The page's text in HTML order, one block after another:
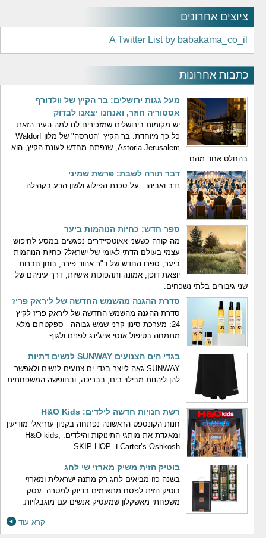
ציוצים אחרונים
A Twitter List by babakama_co_il
כתבות אחרונות
מעל גגות ירושלים: בר הקיץ של וולדורף
אסטוריה חוזר, ואנחנו יצאנו לבדוק
יש מקומות בירושלים שמזכירים לנו למה העיר הזאת
כל כך מיוחדת. בר הקיץ "הטרסה" של מלון Waldorf
Astoria Jerusalem, שנפתח מחדש לעונת הקיץ, הוא
בהחלט אחד מהם.
דבר תורה לשבת: פרשת שמיני
נדב ואביהו - על סכנת הפילוג ולשון הרע בקהילה.
ספר חדש: כחיות הנוהמות ביער
מה קורה כששני אאוטסיידרים נפגשים במסע לחיפוש
עצמי בעולם הדתי-לאומי של ישראל? כחיות הנוהמות
ביער, ספרו החדש של ד"ר אהוד פירר, בוחן חברות
יוצאת דופן, אמונה ותהפוכות אישיות, דרך עיניהם של
שני גיבורים בלתי נשכחים.
סדרת ההגנה מהשמש החדשה של ליראק פריז
סדרת ההגנה מהשמש החדשה של ליראק פריז לקיץ
24: מערכת סינון קרני שמש גבוהה - ספקטרום מלא
מתמחה בטיפול אנטי אייג'ינג לפנים ולגוף
בגדי הים הצנועים SUNWAY לנשים דתיות
SUNWAY גאה לייצר בגדי ים צנועים לנשים ולאפשר
להן ליהנות מבילוי בים, בבריכה, ובחופשה המשפחתית
רשת חנויות חדשה לילדים: H&O Kids
חנות הקונספט הראשונה נפתחה בקניון עזריאלי מודיעין
ומאגדת את מותגי התינוקות והילדים: H&O kids,
Carter’s Oshkosh ו- SKIP HOP
בוטיק הזית משיק מארזי שי לחג
בשנה כזו מביאים לחג רק מתנה ישראלית ומארזי
בוטיק הזית לפסח מתאימים בדיוק למטרה. עסק
משפחתי מאשקלון שמעסיק אנשים עם מוגבלויות.
קרא עוד